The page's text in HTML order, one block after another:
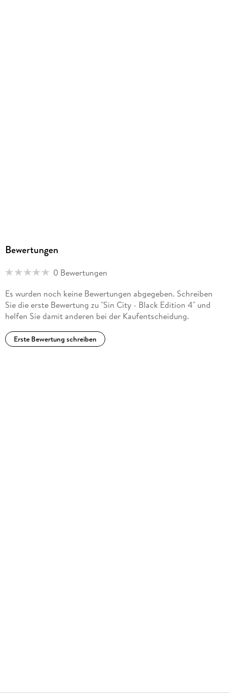
Bewertungen
0 Bewertungen
Es wurden noch keine Bewertungen abgegeben. Schreiben
Sie die erste Bewertung zu "Sin City - Black Edition 4" und
helfen Sie damit anderen bei der Kaufentscheidung.
Erste Bewertung schreiben